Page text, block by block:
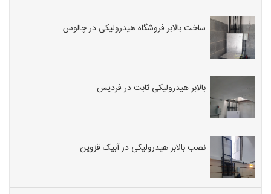
ساخت بالابر فروشگاه هیدرولیکی در چالوس
بالابر هیدرولیکی ثابت در فردیس
نصب بالابر هیدرولیکی در آبیک قزوین